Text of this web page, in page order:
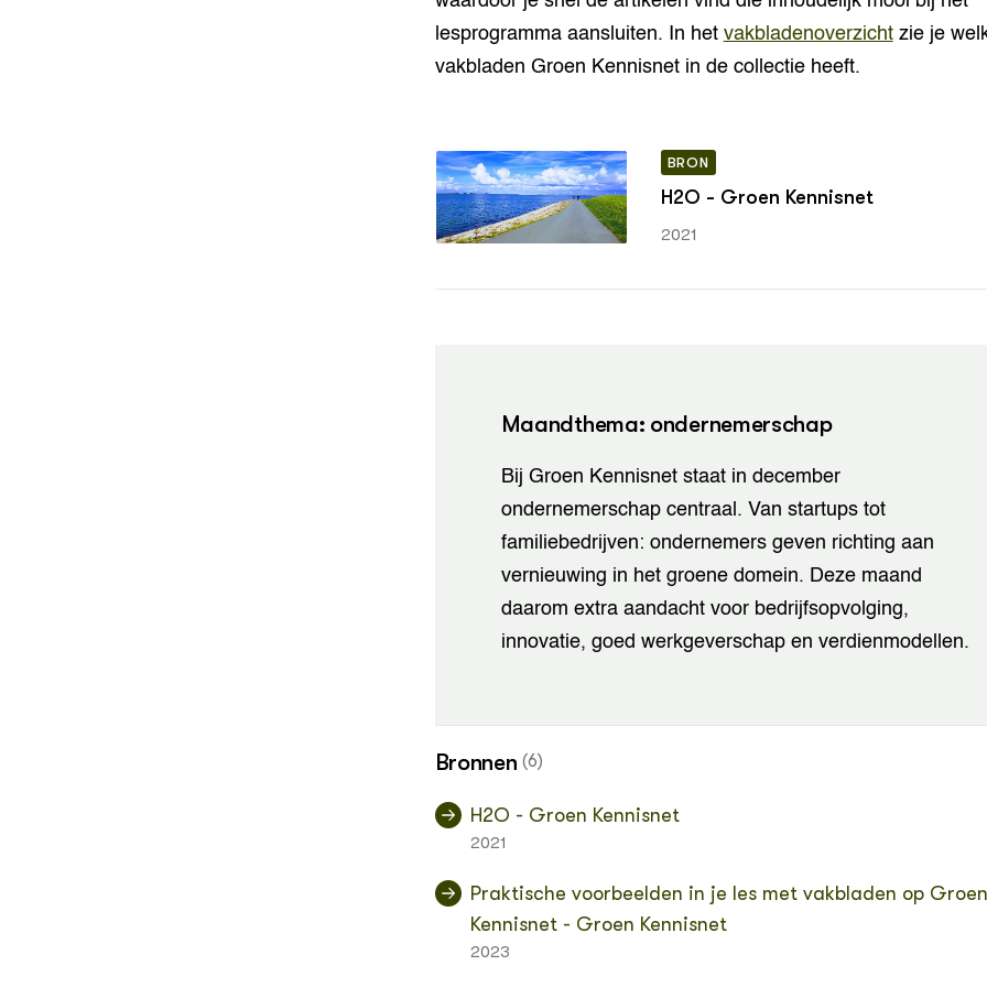
lesprogramma aansluiten. In het vakbladenoverzichtzie je
vakbladen Groen Kennisnet in de collectie heeft.
BRON
H2O - Groen Kennisnet
2021
Maandthema: ondernemerschap
Bij Groen Kennisnet staat in december
ondernemerschap centraal. Van startups tot
familiebedrijven: ondernemers geven richting aan
vernieuwing in het groene domein. Deze maand
daarom extra aandacht voor bedrijfsopvolging,
innovatie, goed werkgeverschap en verdienmodellen.
Bronnen (6)
H2O - Groen Kennisnet
2021
Praktische voorbeelden in je les met vakbladen op Groen
Kennisnet - Groen Kennisnet
2023